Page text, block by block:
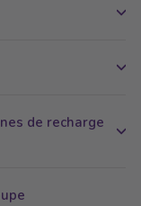
de recharge